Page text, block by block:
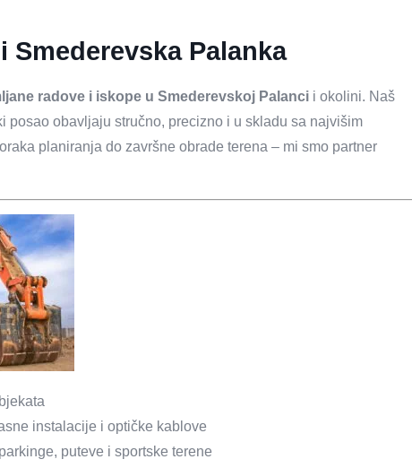
Palanka
radove i iskope u Smederevskoj Palanci i okolini. Naš
posao obavljaju stručno, precizno i u skladu sa najvišim
planiranja do završne obrade terena – mi smo partner
instalacije i optičke kablove
puteve i sportske terene